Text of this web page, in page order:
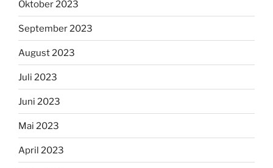
Oktober 2023
September 2023
August 2023
Juli 2023
Juni 2023
Mai 2023
April 2023